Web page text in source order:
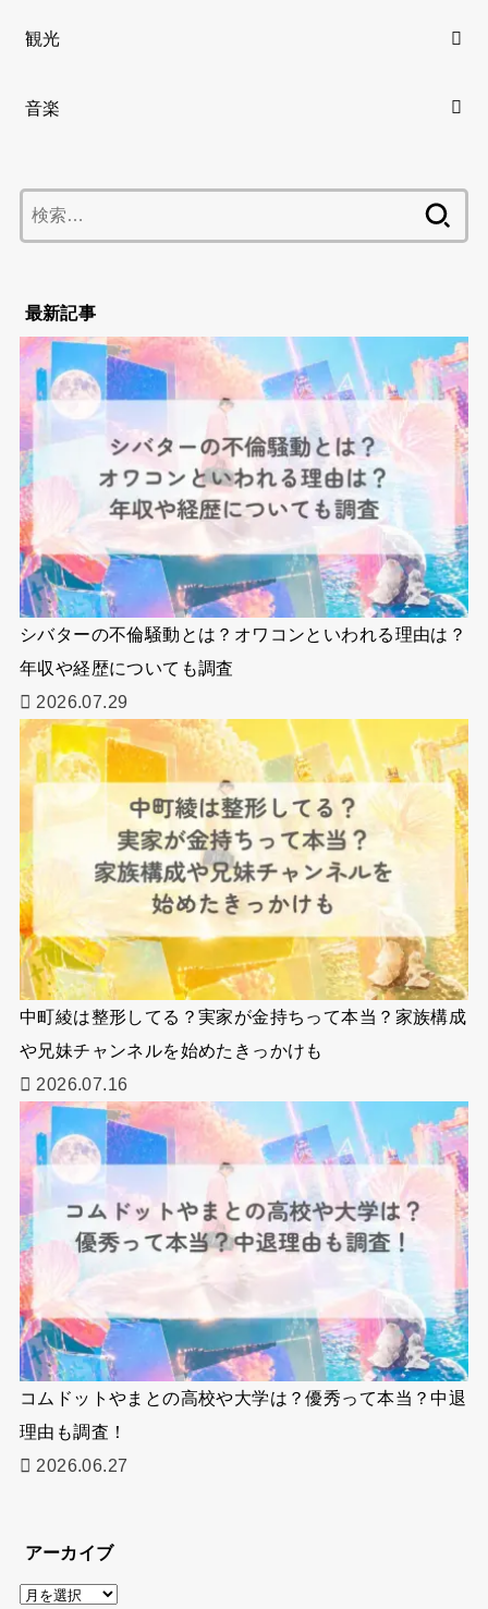
観光
音楽
索:
最新記事
シバターの不倫騒動とは？オワコンといわれる理由は？
年収や経歴についても調査
2026.07.29
中町綾は整形してる？実家が金持ちって本当？家族構成
や兄妹チャンネルを始めたきっかけも
2026.07.16
コムドットやまとの高校や大学は？優秀って本当？中退
理由も調査！
2026.06.27
アーカイブ
ア